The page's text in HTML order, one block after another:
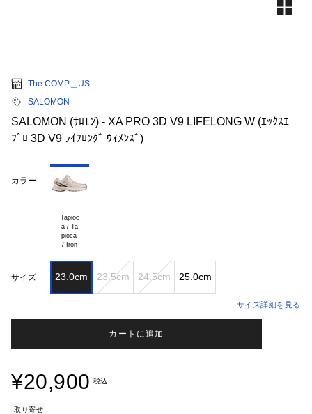
The COMP＿US
SALOMON
SALOMON (ｻﾛﾓﾝ) - XA PRO 3D V9 LIFELONG W (ｴｯｸｽｴｰ
ﾌﾟﾛ 3D V9 ﾗｲﾌﾛﾝｸﾞ ｳｨﾒﾝｽﾞ)
カラー
Tapioc
a / Ta
pioca
サイズ 23.0cm 23.5cm 24.5cm 25.0cm
サイズ詳細を見る
カートに追加
¥20,900 税込
取り寄せ